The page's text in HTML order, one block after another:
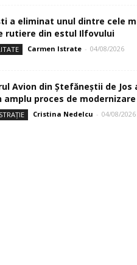
a eliminat unul dintre cele
rutiere din estul Ilfovului
Carmen Istrate - 04/08/2026
Avion din Ştefăneştii de Jos
proces de modernizare
Cristina Nedelcu - 04/08/2026